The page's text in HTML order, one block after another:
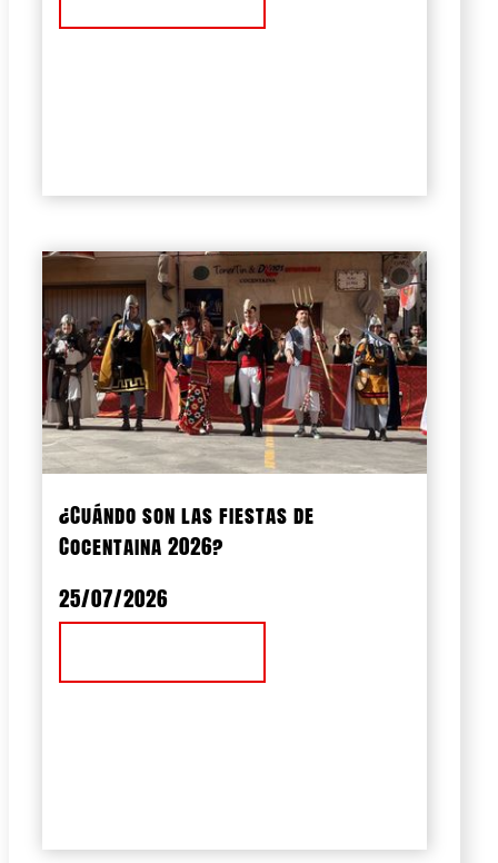
¿Cuándo son las fiestas de
Cocentaina 2026?
25/07/2026